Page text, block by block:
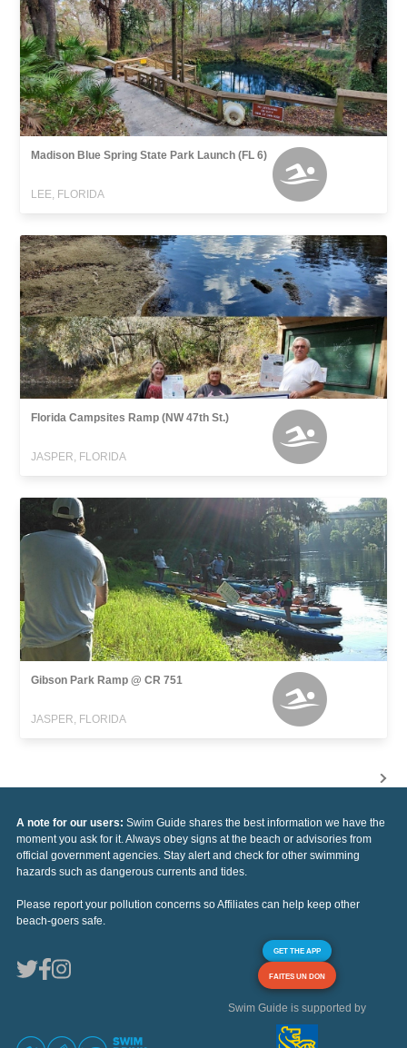
Madison Blue Spring State Park Launch (FL 6)
LEE, FLORIDA
Florida Campsites Ramp (NW 47th St.)
JASPER, FLORIDA
Gibson Park Ramp @ CR 751
JASPER, FLORIDA
A note for our users: Swim Guide shares the best information we have the
moment you ask for it. Always obey signs at the beach or advisories from
official government agencies. Stay alert and check for other swimming
hazards such as dangerous currents and tides.
Please report your pollution concerns so Affiliates can help keep other
beach-goers safe.
GET THE APP
FAITES UN DON
Swim Guide is supported by